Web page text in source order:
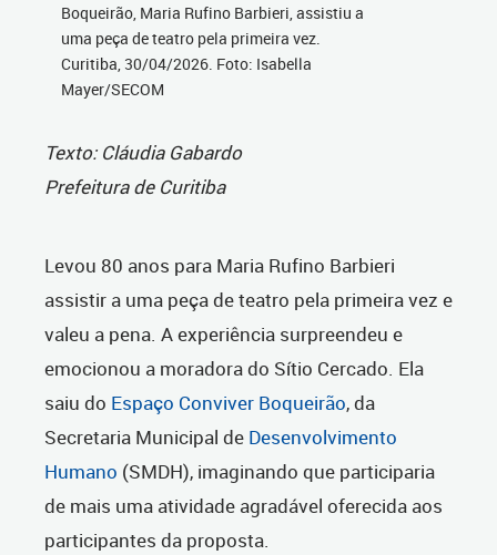
Boqueirão, Maria Rufino Barbieri, assistiu a
uma peça de teatro pela primeira vez.
Curitiba, 30/04/2026. Foto: Isabella
Mayer/SECOM
Texto: Cláudia Gabardo
Prefeitura de Curitiba
Levou 80 anos para Maria Rufino Barbieri
assistir a uma peça de teatro pela primeira vez e
valeu a pena. A experiência surpreendeu e
emocionou a moradora do Sítio Cercado. Ela
saiu do Espaço Conviver Boqueirão, da
Secretaria Municipal de Desenvolvimento
Humano (SMDH), imaginando que participaria
de mais uma atividade agradável oferecida aos
participantes da proposta.